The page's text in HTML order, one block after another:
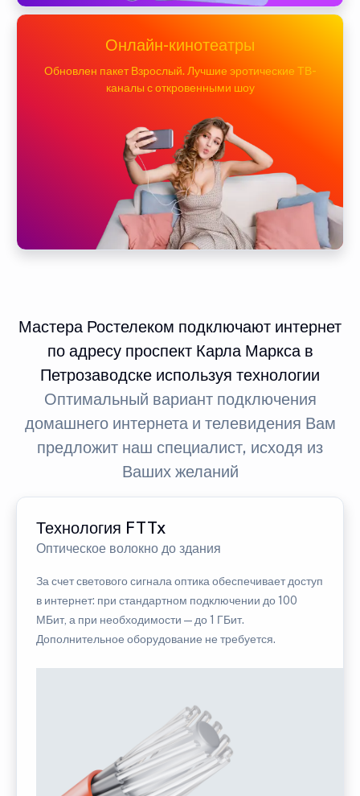
Онлайн-кинотеатры
Обновлен пакет Взрослый. Лучшие эротические ТВ-
каналы с откровенными шоу
Мастера Ростелеком подключают интернет
по адресу проспект Карла Маркса в
Петрозаводске используя технологии
Оптимальный вариант подключения
домашнего интернета и телевидения Вам
предложит наш специалист, исходя из
Ваших желаний
Технология FTTx
Оптическое волокно до здания
За счет светового сигнала оптика обеспечивает доступ
в интернет: при стандартном подключении до 100
МБит, а при необходимости — до 1 ГБит.
Дополнительное оборудование не требуется.